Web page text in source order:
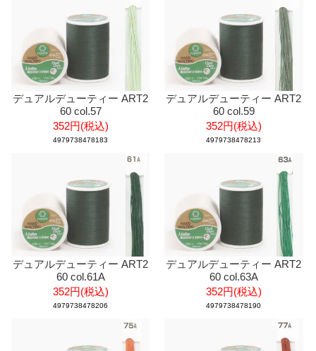
デュアルデューティー ART2
60 col.57
352円(税込)
4979738478183
デュアルデューティー ART2
60 col.59
352円(税込)
4979738478213
デュアルデューティー ART2
60 col.61A
352円(税込)
4979738478206
デュアルデューティー ART2
60 col.63A
352円(税込)
4979738478190